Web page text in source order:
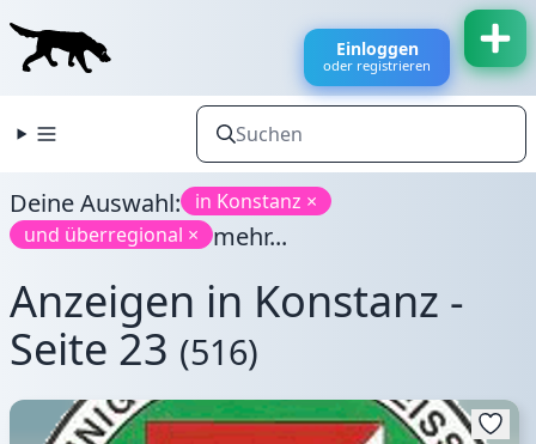
Einloggen
oder registrieren
Deine Auswahl:
in Konstanz ×
und überregional ×
mehr...
Anzeigen in Konstanz -
Seite 23 (516)